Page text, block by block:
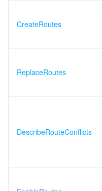
CreateRoutes
ReplaceRoutes
DescribeRouteConflicts